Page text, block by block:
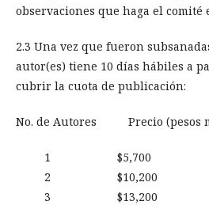
observaciones que haga el comité
2.3 Una vez que fueron
autor(es) tiene 10 días hábiles a
cubrir la cuota de publicación:
No. de Autores Precio (pesos
1 $5,700
2 $10,200
3 $13,200